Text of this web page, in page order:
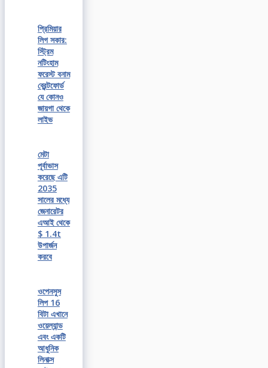
প্রিমিয়ার
লিগ সকার:
স্ট্রিম
নটিংহাম
ফরেস্ট বনাম
ব্রেন্টফোর্ড
যে কোনও
জায়গা থেকে
লাইভ
মেটা
পূর্বাভাস
করেছে এটি
2035
সালের মধ্যে
জেনারেটর
এআই থেকে
$ 1.4t
উপার্জন
করবে
ওপেনসুস
লিপ 16
বিটা এখানে
ওয়েল্যান্ড
এবং একটি
আধুনিক
লিনাক্স